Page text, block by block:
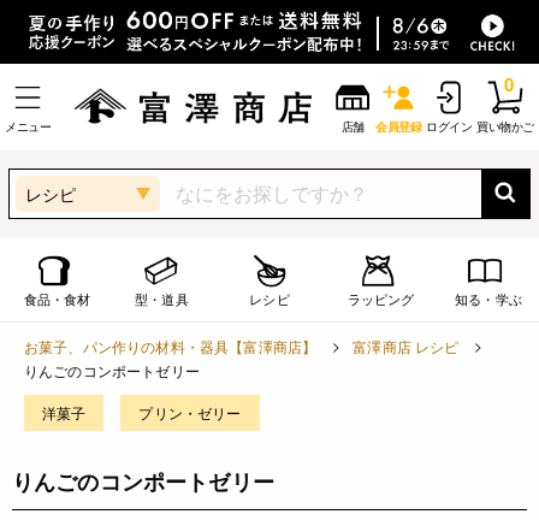
メニュー 店舗 会員登録 ログイン 買い物かご
0
レシピ
食品・食材 型・道具 レシピ ラッピング 知る・学ぶ
お菓子、パン作りの材料・器具【富澤商店】
富澤商店 レシピ
りんごのコンポートゼリー
洋菓子 プリン・ゼリー
りんごのコンポートゼリー